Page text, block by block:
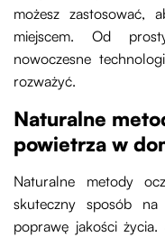
możesz zastosować,
miejscem. Od
nowoczesne
rozważyć.
Naturalne
powietrza w
Naturalne metody
skuteczny sposób na
poprawę jakości